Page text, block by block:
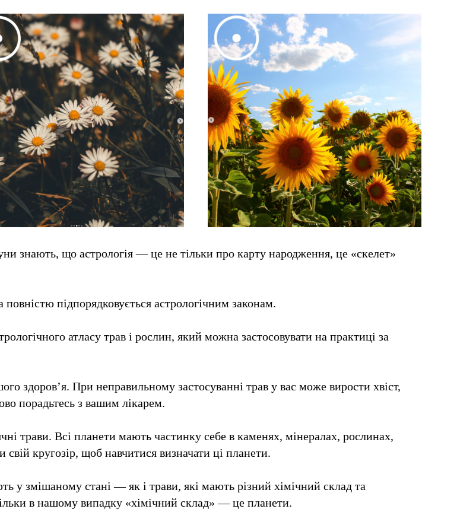
знають, що астрологія — це не тільки про карту народження, це «скелет»
підпорядковується астрологічним законам.
атласу трав і рослин, який можна застосовувати на практиці за
здоров’я. При неправильному застосуванні трав у вас може вирости хвіст,
порадьтесь з вашим лікарем.
трави. Всі планети мають частинку себе в каменях, мінералах, рослинах,
кругозір, щоб навчитися визначати ці планети.
у змішаному стані — як і трави, які мають різний хімічний склад та
в нашому випадку «хімічний склад» — це планети.